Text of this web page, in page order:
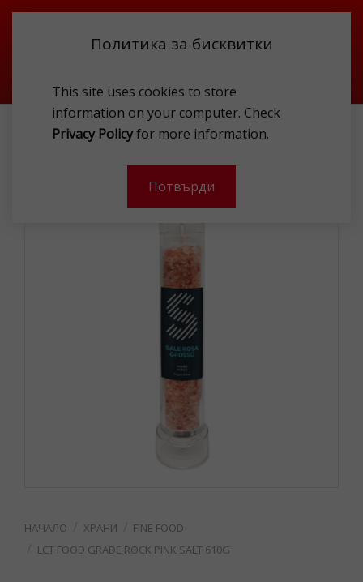
Политика за бисквитки
This site uses cookies to store
information on your computer. Check
Privacy Policyfor more information.
Потвърди
ХРАНИ
FINE FOOD
LCT FOOD GRADE ROCK PINK SALT 610G
ХРАНИ
FINE FOOD
LCT FOOD GRADE ROCK PINK SALT 610G